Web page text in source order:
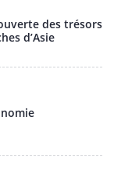
des trésors
d’Asie